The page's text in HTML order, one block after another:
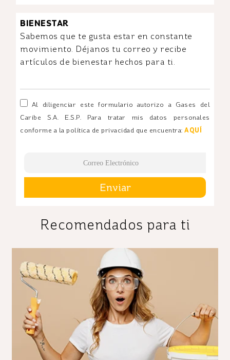
BIENESTAR
Sabemos que te gusta estar en constante
movimiento. Déjanos tu correo y recibe
artículos de bienestar hechos para ti.
Al diligenciar este formulario autorizo a Gases del
Caribe S.A. E.S.P. Para tratar mis datos personales
conforme a la política de privacidad que encuentra: AQUÍ
Enviar
Recomendados para ti